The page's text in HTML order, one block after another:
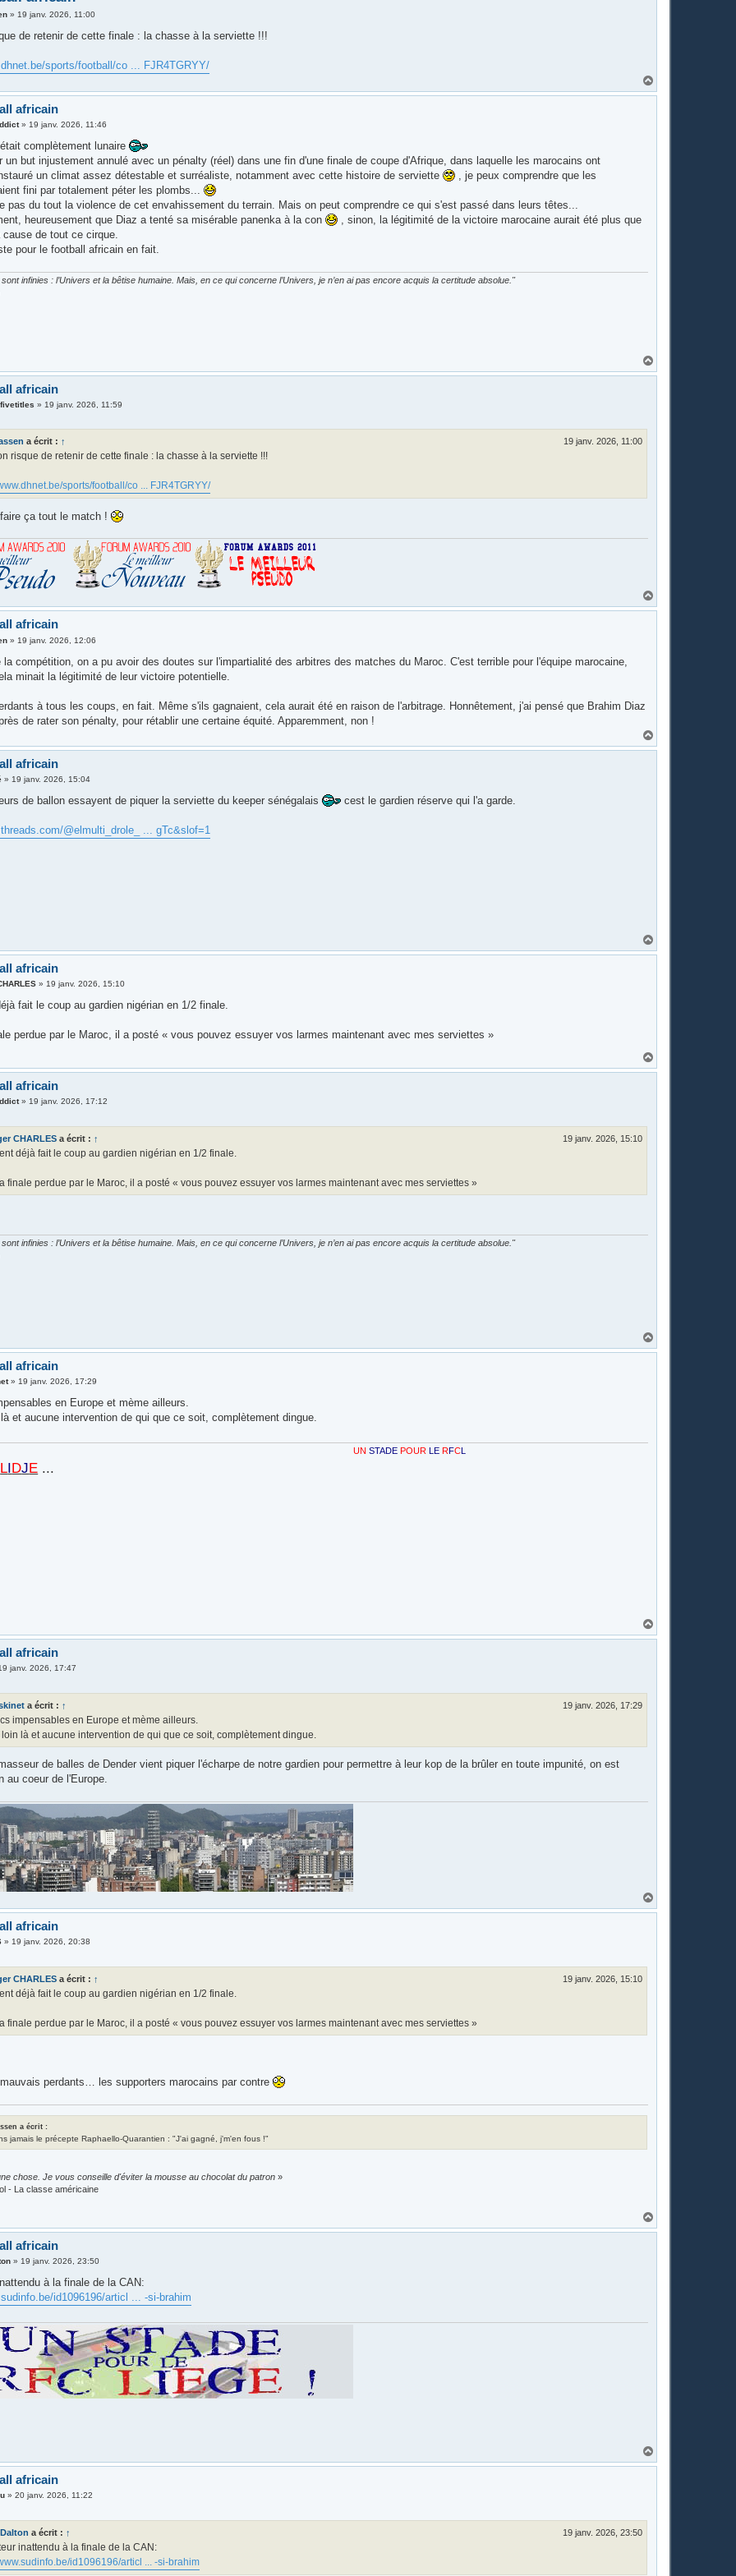
» 19 janv. 2026, 11:00
de retenir de cette finale : la chasse à la serviette !!!
sports/football/co ... FJR4TGRYY/
a
africain
» 19 janv. 2026, 11:46
complètement lunaire
un but injustement annulé avec un pénalty (réel) dans une fin d'une finale de coupe d'Afrique, dans laquelle les marocains ont
un climat assez détestable et surréaliste, notamment avec cette histoire de serviette
, je peux comprendre que les
fini par totalement péter les plombs...
pas du tout la violence de cet envahissement du terrain. Mais on peut comprendre ce qui s'est passé dans leurs têtes...
heureusement que Diaz a tenté sa misérable panenka à la con
, sinon, la légitimité de la victoire marocaine aurait été plus que
de tout ce cirque.
pour le football africain en fait.
infinies : l’Univers et la bêtise humaine. Mais, en ce qui concerne l’Univers, je n’en ai pas encore acquis la certitude absolue."
a
africain
» 19 janv. 2026, 11:59
a écrit : ↑ 19 janv. 2026, 11:00
risque de retenir de cette finale : la chasse à la serviette !!!
sports/football/co ... FJR4TGRYY/
ça tout le match !
a
africain
» 19 janv. 2026, 12:06
la compétition, on a pu avoir des doutes sur l'impartialité des arbitres des matches du Maroc. C'est terrible pour l'équipe marocaine,
minait la légitimité de leur victoire potentielle.
à tous les coups, en fait. Même s'ils gagnaient, cela aurait été en raison de l'arbitrage. Honnêtement, j'ai pensé que Brahim Diaz
de rater son pénalty, pour rétablir une certaine équité. Apparemment, non !
a
africain
»19 janv. 2026, 15:04
de ballon essayent de piquer la serviette du keeper sénégalais cest le gardien réserve qui l'a garde.
@elmulti_drole_ ... gTc&slof=1
a
africain
»19 janv. 2026, 15:10
fait le coup au gardien nigérian en 1/2 finale.
perdue par le Maroc, il a posté « vous pouvez essuyer vos larmes maintenant avec mes serviettes »
a
africain
»19 janv. 2026, 17:12
CHARLES a écrit : ↑ 19 janv. 2026, 15:10
déjà fait le coup au gardien nigérian en 1/2 finale.
finale perdue par le Maroc, il a posté « vous pouvez essuyer vos larmes maintenant avec mes serviettes »
infinies : l’Univers et la bêtise humaine. Mais, en ce qui concerne l’Univers, je n’en ai pas encore acquis la certitude absolue."
a
africain
»19 janv. 2026, 17:29
en Europe et mème ailleurs.
là et aucune intervention de qui que ce soit, complètement dingue.
POUR LE RFCL
LIDJE ...
a
africain
janv. 2026, 17:47
a écrit : ↑ 19 janv. 2026, 17:29
impensables en Europe et mème ailleurs.
loin là et aucune intervention de qui que ce soit, complètement dingue.
de balles de Dender vient piquer l'écharpe de notre gardien pour permettre à leur kop de la brûler en toute impunité, on est
au coeur de l'Europe.
a
africain
»19 janv. 2026, 20:38
CHARLES a écrit : ↑ 19 janv. 2026, 15:10
déjà fait le coup au gardien nigérian en 1/2 finale.
finale perdue par le Maroc, il a posté « vous pouvez essuyer vos larmes maintenant avec mes serviettes »
perdants… les supporters marocains par contre
a écrit :
jamais le précepte Raphaello-Quarantien : "J'ai gagné, j'm'en fous !"
chose. Je vous conseille d'éviter la mousse au chocolat du patron »
- La classe américaine
a
africain
»19 janv. 2026, 23:50
à la finale de la CAN:
id1096196/articl ... -si-brahim
a
africain
»20 janv. 2026, 11:22
a écrit : ↑ 19 janv. 2026, 23:50
inattendu à la finale de la CAN:
id1096196/articl ... -si-brahim